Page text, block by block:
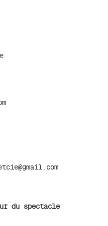
du spectacle